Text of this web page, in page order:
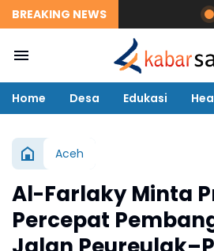
BREAKING NEWS
Home Desa Edukasi
Aceh
Al-Farlaky Minta
Percepat